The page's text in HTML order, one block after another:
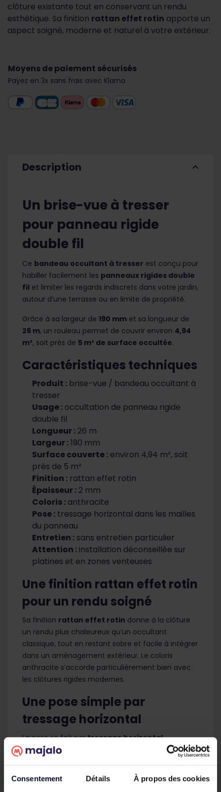
Consentement Détails À propos des cookies
clôture existante tout en conservant un rendu
esthétique. Sa finition rattan effet rotin apporte un
aspect soigné, moderne et naturel à votre extérieur.
Moyens de paiement sécurisés
Payez en 3x sans frais avec Klarna
expand_less
Description
Un brise-vue à tresser
pour panneau rigide
double fil
Ce bandeau occultant à tresser est conçu pour
habiller facilement les panneaux rigides double
fil et limiter les regards indiscrets dans votre jardin,
autour d’une terrasse ou en limite de propriété.
Grâce à sa largeur de 190 mm et sa longueur de
26 m, un rouleau permet de couvrir environ 4,94
m², soit près de 5 m² de surface occultée.
Caractéristiques techniques
Produit : brise-vue / bandeau occultant à
tresser
Usage : occultation de panneau rigide
double fil
Longueur : 26 m
Largeur :190 mm
Surface couverte : environ 4,94 m², soit
près de 5 m²
Finition : rattan effet rotin
Épaisseur : 2 mm
Coloris : anthracite
Pose : tressage horizontal dans les mailles
du panneau
Entretien : sans entretien particulier
Attention : installation déconseillée sur
platines et en zones venteuses
Une finition rattan effet rotin
pour un rendu soigné
Sa finition rattan effet rotin donne à la clôture
un rendu plus chaleureux qu’un occultant
classique, tout en restant sobre et facile à intégrer
dans un aménagement extérieur. Le coloris
anthracite s’accorde particulièrement bien avec
les clôtures rigides modernes.
Une pose simple par
tressage horizontal
La pose se fait partressage horizontal
directement dans les mailles du panneau. Pour un
8 à 10 cm plus longues
que la longueur du
panneau, puis de bloquer les extrémités dans la